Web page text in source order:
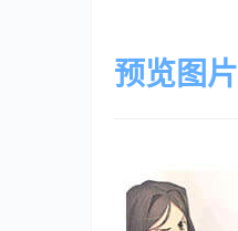
预览图片